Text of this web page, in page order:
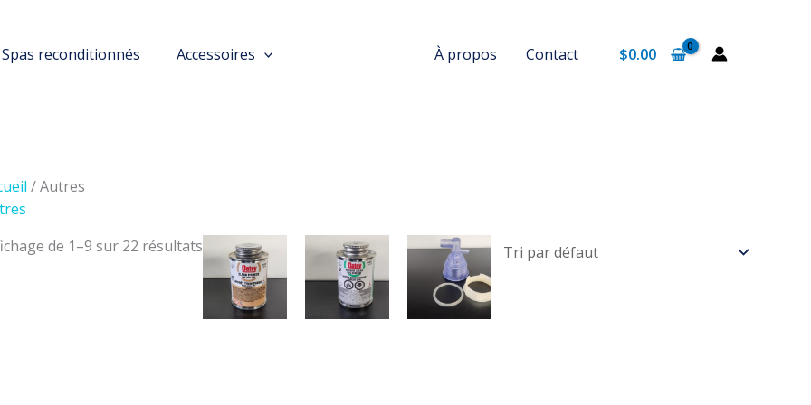
Spas reconditionnés Accessoires À propos Contact $0.00
/ Autres
de 1–9 sur 22 résultats